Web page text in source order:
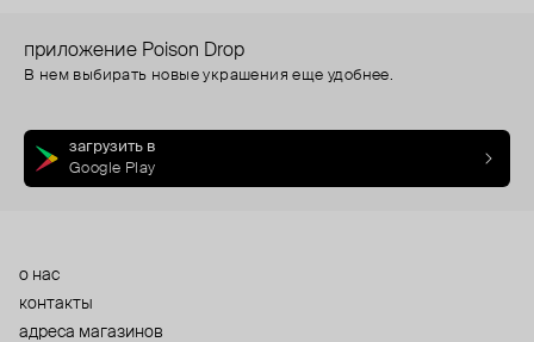
приложение Poison Drop
В нем выбирать новые украшения еще удобнее.
загрузить в
Google Play
о нас
контакты
адреса магазинов